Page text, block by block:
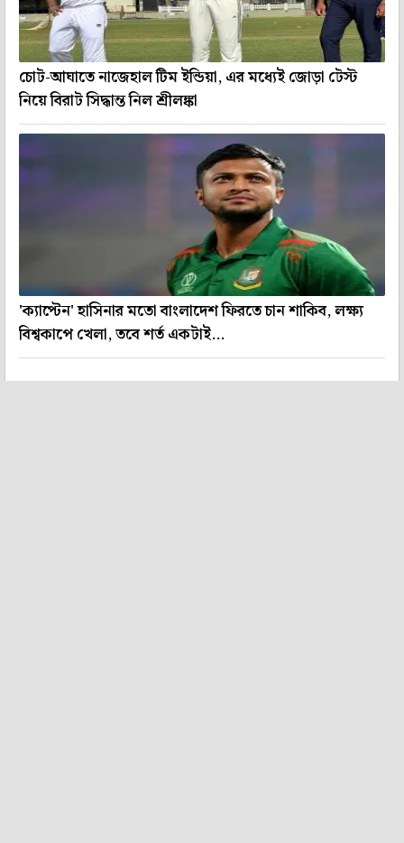
চোট-আঘাতে নাজেহাল টিম ইন্ডিয়া, এর মধ্যেই জোড়া টেস্ট
নিয়ে বিরাট সিদ্ধান্ত নিল শ্রীলঙ্কা
'ক্যাপ্টেন' হাসিনার মতো বাংলাদেশ ফিরতে চান শাকিব, লক্ষ্য
বিশ্বকাপে খেলা, তবে শর্ত একটাই...